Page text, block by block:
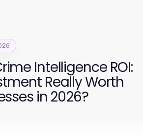
Intelligence ROI:
Really Worth
in 2026?